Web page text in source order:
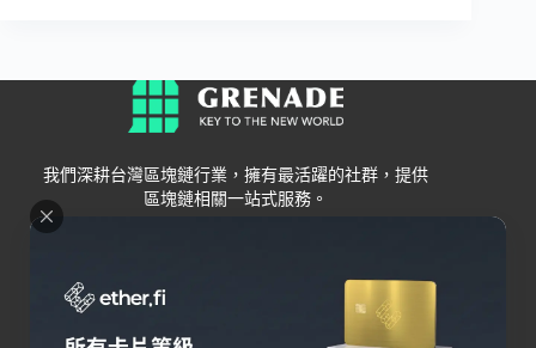
我們深耕台灣區塊鏈行業，擁有最活躍的社群，提供
區塊鏈相關一站式服務。
Grenade
關於我們
交易所